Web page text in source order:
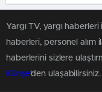
Yargı TV, yargı
haberleri, personel alım
haberlerini sizlere
Künye'den ulaşabilirsiniz.